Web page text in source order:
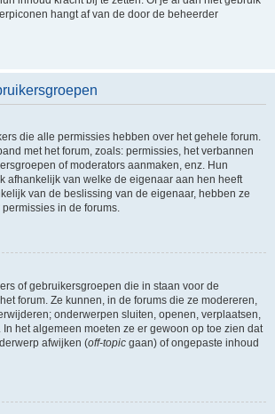
hangt af van de door de beheerder
die alle permissies hebben over het gehele forum.
met het forum, zoals: permissies, het verbannen
of moderators aanmaken, enz. Hun
afhankelijk van welke de eigenaar aan hen heeft
van de beslissing van de eigenaar, hebben ze
in de forums.
of gebruikersgroepen die in staan voor de
forum. Ze kunnen, in de forums die ze modereren,
onderwerpen sluiten, openen, verplaatsen,
het algemeen moeten ze er gewoon op toe zien dat
afwijken (off-topic gaan) of ongepaste inhoud